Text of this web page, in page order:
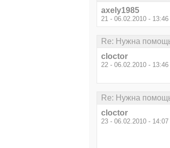
axely1985
21 - 06.02.2010 - 13:46
Re: Нужна
cloctor
22 - 06.02.2010 - 13:46
Re: Нужна
cloctor
23 - 06.02.2010 - 14:07